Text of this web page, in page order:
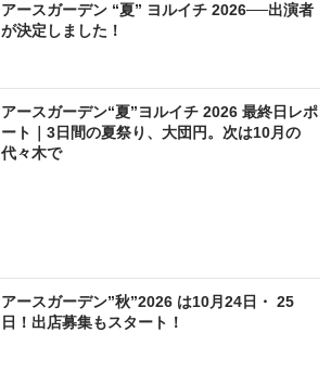
アースガーデン “夏” ヨルイチ 2026──出演者
が決定しました！
アースガーデン“夏”ヨルイチ 2026 最終日レポ
ート｜3日間の夏祭り、大団円。次は10月の
代々木で
アースガーデン”秋”2026 は10月24日・ 25
日！出店募集もスタート！